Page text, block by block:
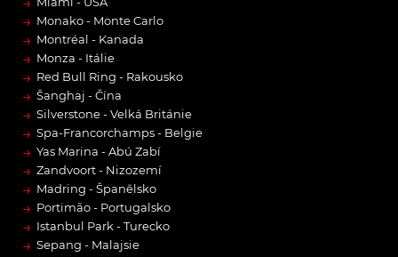
→ Monako - Monte Carlo
→ Montréal - Kanada
→ Monza - Itálie
→ Red Bull Ring - Rakousko
→ Šanghaj - Čína
→ Silverstone - Velká Británie
→ Spa-Francorchamps - Belgie
→ Yas Marina - Abú Zabí
→ Zandvoort - Nizozemí
→ Madring - Španělsko
→ Portimão - Portugalsko
→ Istanbul Park - Turecko
→ Sepang - Malajsie